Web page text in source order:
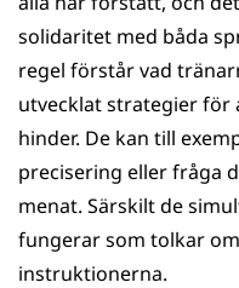
solidaritet med båda
regel förstår vad
utvecklat strategier för
hinder. De kan till
precisering eller fråga
menat. Särskilt de
fungerar som tolkar
instruktionerna.